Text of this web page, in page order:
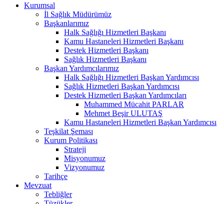
Kurumsal
İl Sağlık Müdürümüz
Başkanlarımız
Halk Sağlığı Hizmetleri Başkanı
Kamu Hastaneleri Hizmetleri Başkanı
Destek Hizmetleri Başkanı
Sağlık Hizmetleri Başkanı
Başkan Yardımcılarımız
Halk Sağlığı Hizmetleri Başkan Yardımcısı
Sağlık Hizmetleri Başkan Yardımcısı
Destek Hizmetleri Başkan Yardımcıları
Muhammed Mücahit PARLAR
Mehmet Beşir ULUTAŞ
Kamu Hastaneleri Hizmetleri Başkan Yardımcısı
Teşkilat Şeması
Kurum Politikası
Strateji
Misyonumuz
Vizyonumuz
Tarihçe
Mevzuat
Tebliğler